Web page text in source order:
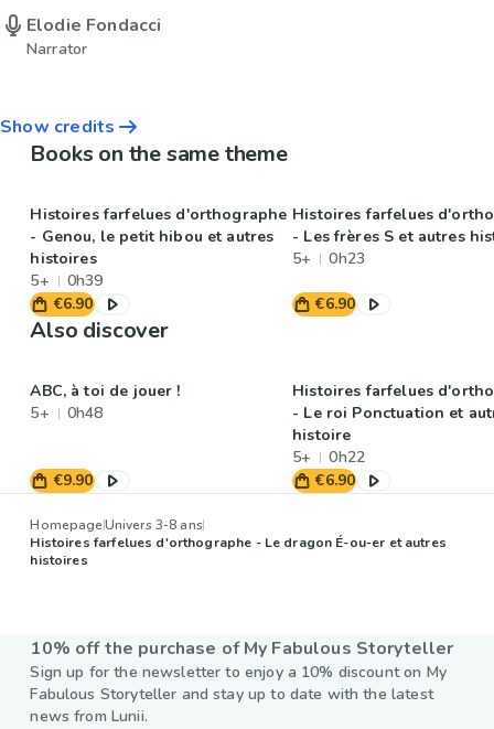
Elodie Fondacci
Narrator
Show credits
Books on the same theme
Histoires farfelues d'orthographe
- Genou, le petit hibou et autres
histoires
5+
0h39
€6.90
Histoires farfelues
- Les frères S et autres
5+
0h23
€6.90
Also discover
ABC, à toi de jouer !
5+
0h48
€9.90
Histoires farfelues
- Le roi Ponctuation et
histoire
5+
0h22
€6.90
HomepageUnivers 3-8 ans
Histoires farfelues d'orthographe - Le dragon É-ou-er et autres
histoires
10% off the purchase of My Fabulous Storyteller
Sign up for the newsletter to enjoy a 10% discount on My
Fabulous Storyteller and stay up to date with the latest
news from Lunii.